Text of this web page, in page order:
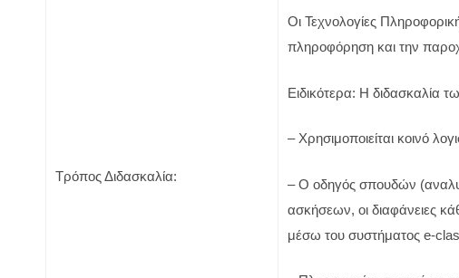
Τρόπος Διδασκαλία:
Οι Τεχνολογίες
πληροφόρηση και την
Ειδικότερα: Η διδασκαλία
– Χρησιμοποιείται κοινό
– Ο οδηγός σπουδών
ασκήσεων, οι διαφάνειες
μέσω του συστήματος e-